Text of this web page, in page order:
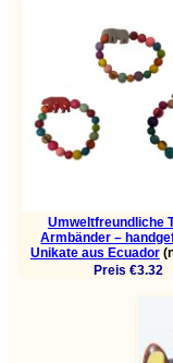
Umweltfreundliche
Armbänder –
Unikate aus Ecuador
Preis €3.32